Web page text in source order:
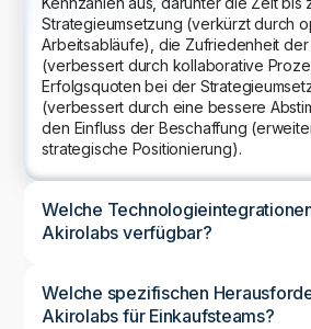
Strategieumsetzung (verkürzt durch
Arbeitsabläufe), die Zufriedenheit
(verbessert durch kollaborative
Erfolgsquoten bei der
(verbessert durch eine bessere
den Einfluss der Beschaffung
strategische Positionierung).
Welche
Akirolabs verfügbar?
Welche spezifischen
Akirolabs für Einkaufsteams?